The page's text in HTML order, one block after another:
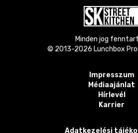
Minden jog
© 2013-2026 Lunchbox
Impresszum
Médiaajánlat
Hírlevél
Karrier
Adatkezelési